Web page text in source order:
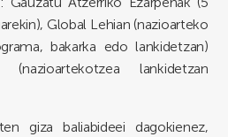
Global Lehian (nazioarteko
bakarka edo lankidetzan)
lankidetzan
giza baliabideei dagokienez,